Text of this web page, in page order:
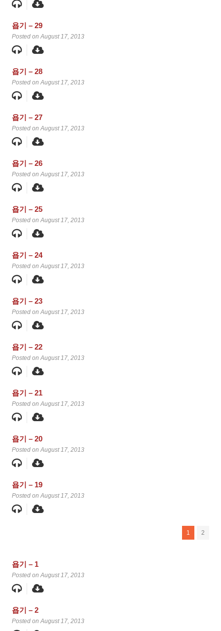
욥기 – 29
Posted on August 17, 2013
욥기 – 28
Posted on August 17, 2013
욥기 – 27
Posted on August 17, 2013
욥기 – 26
Posted on August 17, 2013
욥기 – 25
Posted on August 17, 2013
욥기 – 24
Posted on August 17, 2013
욥기 – 23
Posted on August 17, 2013
욥기 – 22
Posted on August 17, 2013
욥기 – 21
Posted on August 17, 2013
욥기 – 20
Posted on August 17, 2013
욥기 – 19
Posted on August 17, 2013
1 2
욥기 – 1
Posted on August 17, 2013
욥기 – 2
Posted on August 17, 2013